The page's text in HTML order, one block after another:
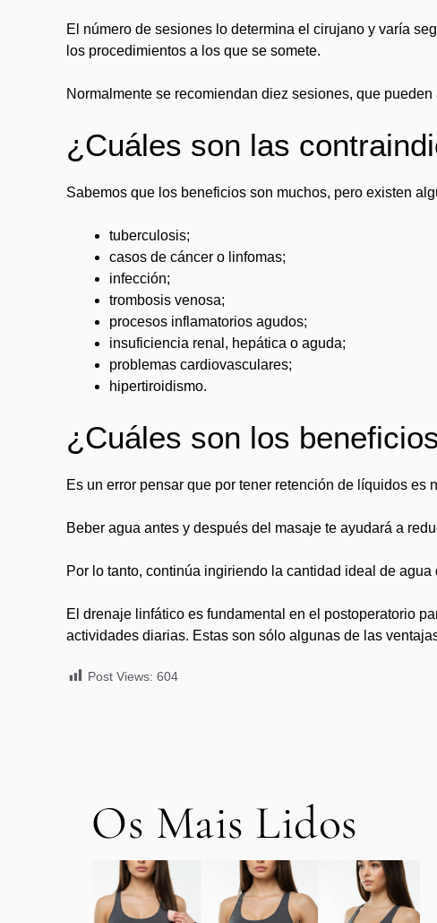
El número de sesiones lo determina el cirujano y varía
los procedimientos a los que se somete.
Normalmente se recomiendan diez sesiones, que
¿Cuáles son las
Sabemos que los beneficios son muchos, pero existen
tuberculosis;
casos de cáncer o linfomas;
infección;
trombosis venosa;
procesos inflamatorios agudos;
insuficiencia renal, hepática o aguda;
problemas cardiovasculares;
hipertiroidismo.
¿Cuáles son los
Es un error pensar que por tener retención de líquidos
Beber agua antes y después del masaje te ayudará a
Por lo tanto, continúa ingiriendo la cantidad ideal de
El drenaje linfático es fundamental en el postoperatorio
actividades diarias. Estas son sólo algunas de las
Post Views: 604
Os Mais Lidos